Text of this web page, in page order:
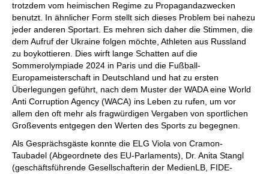
trotzdem vom heimischen Regime zu Propagandazwecken
benutzt. In ähnlicher Form stellt sich dieses Problem bei nahezu
jeder anderen Sportart. Es mehren sich daher die Stimmen, die
dem Aufruf der Ukraine folgen möchte, Athleten aus Russland
zu boykottieren. Dies wirft lange Schatten auf die
Sommerolympiade 2024 in Paris und die Fußball-
Europameisterschaft in Deutschland und hat zu ersten
Überlegungen geführt, nach dem Muster der WADA eine World
Anti Corruption Agency (WACA) ins Leben zu rufen, um vor
allem den oft mehr als fragwürdigen Vergaben von sportlichen
Großevents entgegen den Werten des Sports zu begegnen.
Als Gesprächsgäste konnte die ELG Viola von Cramon-
Taubadel (Abgeordnete des EU-Parlaments), Dr. Anita Stangl
(geschäftsführende Gesellschafterin der MedienLB, FIDE-